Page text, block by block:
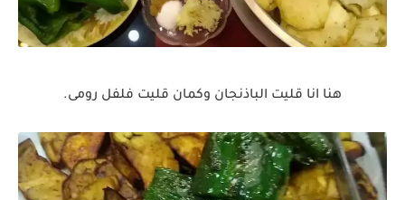
هنا انا قليت الباذنجان وكمان قليت فلفل رومى.